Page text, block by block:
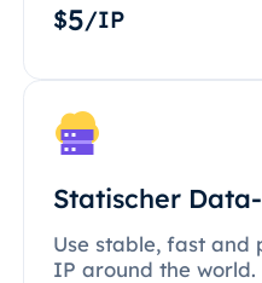
$5/IP
Statischer
Use stable, fast
IP around the world.